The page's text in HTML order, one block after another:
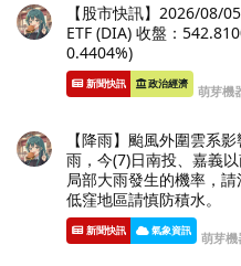
【股市快訊】2026/08/
ETF (DIA) 收盤：
0.4404%)
新聞快訊 政治經濟 萌芽機
【降雨】颱風外圍雲系
雨，今(7)日南投、嘉義
局部大雨發生的機率，請
低窪地區請慎防積水。
新聞快訊 氣象資訊 萌芽機